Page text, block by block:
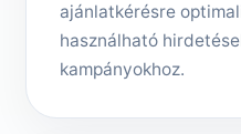
ajánlatkérésre
használható
kampányokhoz.